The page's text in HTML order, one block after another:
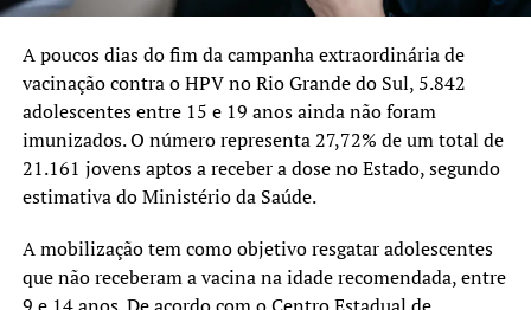
A poucos dias do fim da campanha extraordinária de
vacinação contra o HPV no Rio Grande do Sul, 5.842
adolescentes entre 15 e 19 anos ainda não foram
imunizados. O número representa 27,72% de um total de
21.161 jovens aptos a receber a dose no Estado, segundo
estimativa do Ministério da Saúde.
A mobilização tem como objetivo resgatar adolescentes
que não receberam a vacina na idade recomendada, entre
9 e 14 anos. De acordo com o Centro Estadual de